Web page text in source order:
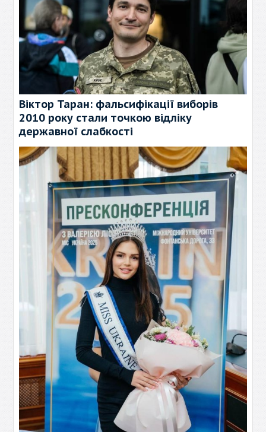
Віктор Таран: фальсифікації виборів
2010 року стали точкою відліку
державної слабкості